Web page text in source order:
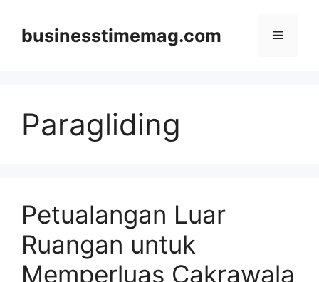
contentbusinesstimemag.com Menu
Paragliding
Petualangan Luar
Ruangan untuk
Memperluas Cakrawala